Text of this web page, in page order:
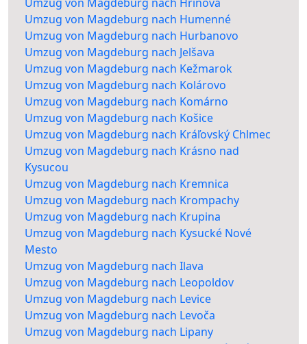
Umzug von Magdeburg nach Humenné
Umzug von Magdeburg nach Hurbanovo
Umzug von Magdeburg nach Jelšava
Umzug von Magdeburg nach Kežmarok
Umzug von Magdeburg nach Kolárovo
Umzug von Magdeburg nach Komárno
Umzug von Magdeburg nach Košice
Umzug von Magdeburg nach Kráľovský Chlmec
Umzug von Magdeburg nach Krásno nad
Kysucou
Umzug von Magdeburg nach Kremnica
Umzug von Magdeburg nach Krompachy
Umzug von Magdeburg nach Krupina
Umzug von Magdeburg nach Kysucké Nové
Mesto
Umzug von Magdeburg nach Ilava
Umzug von Magdeburg nach Leopoldov
Umzug von Magdeburg nach Levice
Umzug von Magdeburg nach Levoča
Umzug von Magdeburg nach Lipany